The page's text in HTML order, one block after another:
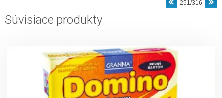
251/316
Súvisiace produkty